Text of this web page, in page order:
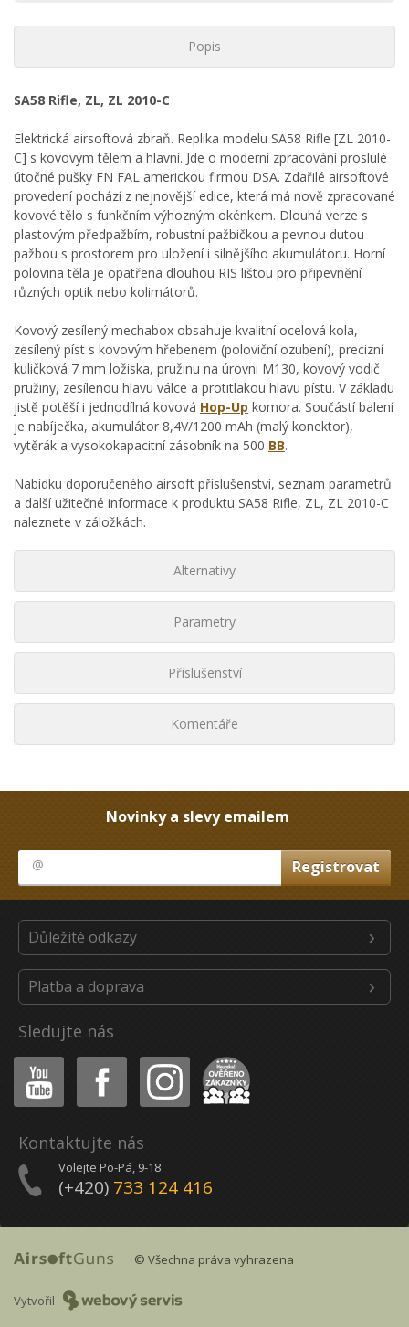
Popis
SA58 Rifle, ZL, ZL 2010-C
Elektrická airsoftová zbraň. Replika modelu SA58 Rifle [ZL 2010-
C] s kovovým tělem a hlavní. Jde o moderní zpracování proslulé
útočné pušky FN FAL americkou firmou DSA. Zdařilé airsoftové
provedení pochází z nejnovější edice, která má nově zpracované
kovové tělo s funkčním výhozným okénkem. Dlouhá verze s
plastovým předpažbím, robustní pažbičkou a pevnou dutou
pažbou s prostorem pro uložení i silnějšího akumulátoru. Horní
polovina těla je opatřena dlouhou RIS lištou pro připevnění
různých optik nebo kolimátorů.
Kovový zesílený mechabox obsahuje kvalitní ocelová kola,
zesílený píst s kovovým hřebenem (poloviční ozubení), precizní
kuličková 7 mm ložiska, pružinu na úrovni M130, kovový vodič
pružiny, zesílenou hlavu válce a protitlakou hlavu pístu. V základu
jistě potěší i jednodílná kovová Hop-Up komora. Součástí balení
je nabíječka, akumulátor 8,4V/1200 mAh (malý konektor),
vytěrák a vysokokapacitní zásobník na 500 BB.
Nabídku doporučeného airsoft příslušenství, seznam parametrů
a další užitečné informace k produktu SA58 Rifle, ZL, ZL 2010-C
naleznete v záložkách.
Alternativy
Parametry
Příslušenství
Komentáře
Novinky a slevy emailem
Důležité odkazy
Platba a doprava
Sledujte nás
Youtube Facebook Instagram Heureka
Kontaktujte nás
Volejte Po-Pá, 9-18
(+420) 733 124 416
© Všechna práva vyhrazena
Vytvořil